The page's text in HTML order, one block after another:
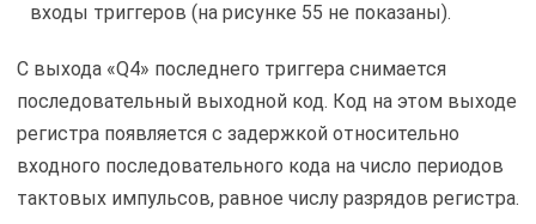
входы триггеров (на рисунке 55 не показаны).
С выхода «Q4» последнего триггера снимается
последовательный выходной код. Код на этом выходе
регистра появляется с задержкой относительно
входного последовательного кода на число периодов
тактовых импульсов, равное числу разрядов регистра.